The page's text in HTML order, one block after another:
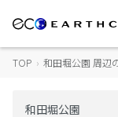
TOP › 和田堀公園 周辺